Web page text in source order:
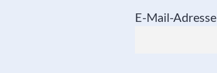
E-Mail-Adresse